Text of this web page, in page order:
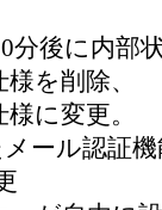
分後に内部
を削除、
に変更。
ール認証